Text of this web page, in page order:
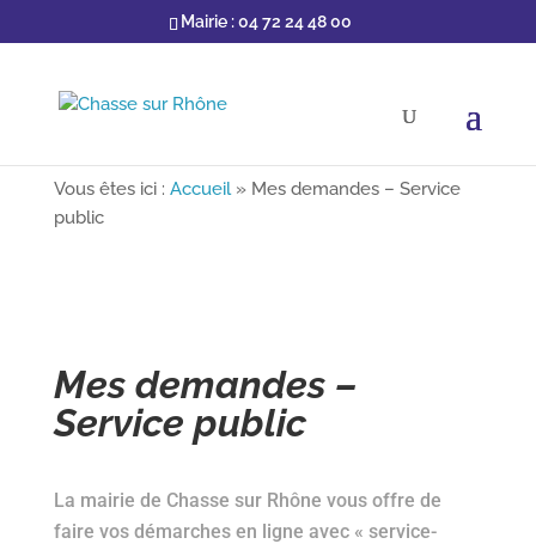
Mairie : 04 72 24 48 00
Vous êtes ici : Accueil» Mes demandes – Service
public
Mes demandes –
Service public
La mairie de Chasse sur Rhône vous offre de
faire vos démarches en ligne avec « service-